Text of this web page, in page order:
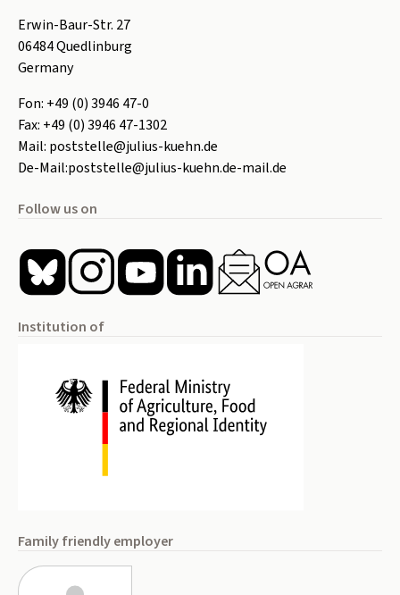
Erwin-Baur-Str. 27
06484Quedlinburg
Germany
Fon: +49 (0) 3946 47-0
Fax: +49 (0) 3946 47-1302
Mail: poststelle@julius-kuehn.de
De-Mail:poststelle@julius-kuehn.de-mail.de
Follow us on
Institution of
Family friendly employer